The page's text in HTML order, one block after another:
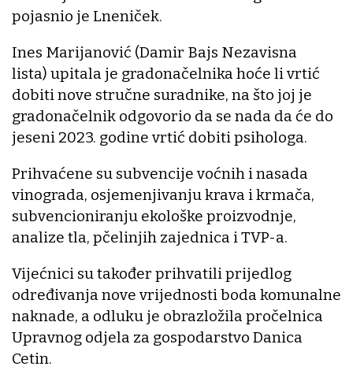
pojasnio je Lneniček.
Ines Marijanović (Damir Bajs Nezavisna
lista) upitala je gradonačelnika hoće li vrtić
dobiti nove stručne suradnike, na što joj je
gradonačelnik odgovorio da se nada da će do
jeseni 2023. godine vrtić dobiti psihologa.
Prihvaćene su subvencije voćnih i nasada
vinograda, osjemenjivanju krava i krmača,
subvencioniranju ekološke proizvodnje,
analize tla, pčelinjih zajednica i TVP-a.
Vijećnici su također prihvatili prijedlog
određivanja nove vrijednosti boda komunalne
naknade, a odluku je obrazložila pročelnica
Upravnog odjela za gospodarstvo Danica
Cetin.